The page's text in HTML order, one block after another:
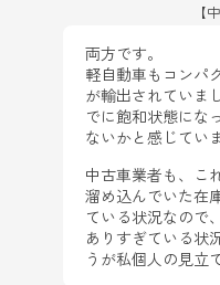
【
両方です。
軽自動車もコンパ
が輸出されていま
でに飽和状態にな
ないかと感じてい
中古車業者も、こ
溜め込んでいた在
ている状況なので
ありすぎている状
うが私個人の見立